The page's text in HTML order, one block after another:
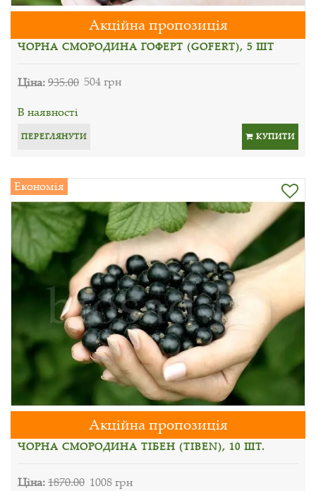
Акційна пропозиція
ЧОРНА СМОРОДИНА ГОФЕРТ (GOFERT), 5 ШТ
Ціна:935.00 504 грн
В наявності
ПЕРЕГЛЯНУТИ КУПИТИ
Економія
Акційна пропозиція
ЧОРНА СМОРОДИНА ТІБЕН (TIBEN), 10 ШТ.
Ціна:1870.00 1008 грн